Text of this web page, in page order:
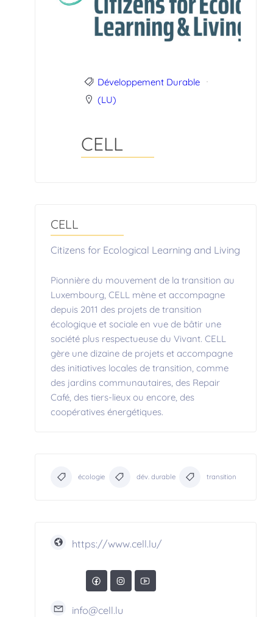
Développement Durable
(LU)
CELL
CELL
Citizens for Ecological Learning and Living
Pionnière du mouvement de la transition au
Luxembourg, CELL mène et accompagne
depuis 2011 des projets de transition
écologique et sociale en vue de bâtir une
société plus respectueuse du Vivant. CELL
gère une dizaine de projets et accompagne
des initiatives locales de transition, comme
des jardins communautaires, des Repair
Café, des tiers-lieux ou encore, des
coopératives énergétiques.
écologie dév. durable transition
https://www.cell.lu/
info@cell.lu